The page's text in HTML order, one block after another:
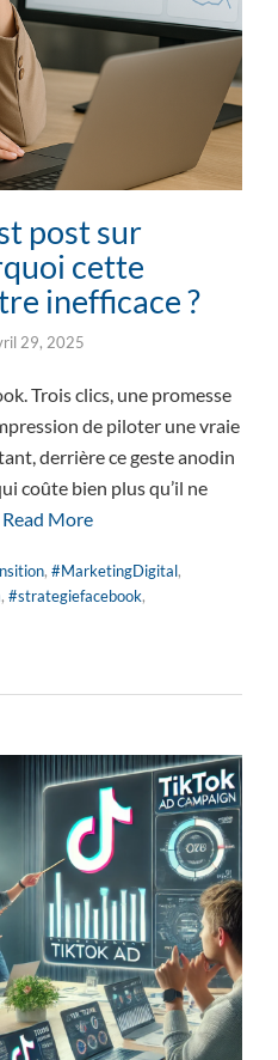
post sur
cette
inefficace ?
29, 2025
Trois clics, une promesse
de piloter une vraie
derrière ce geste anodin
coûte bien plus qu’il ne
Read More
, #MarketingDigital,
, #strategiefacebook,